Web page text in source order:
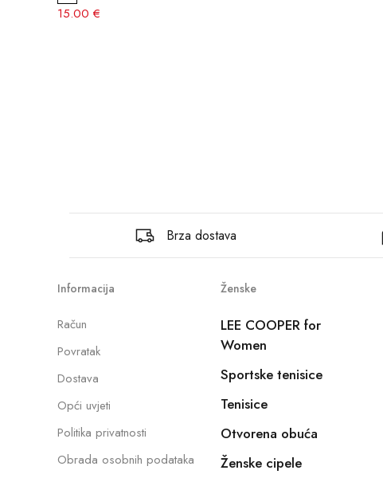
15.00 €
Brza dostava
Informacija
Račun
Povratak
Dostava
Opći uvjeti
Politika privatnosti
Obrada osobnih podataka
Ženske
LEE COOPER for
Women
Sportske tenisice
Tenisice
Otvorena obuća
Ženske cipele